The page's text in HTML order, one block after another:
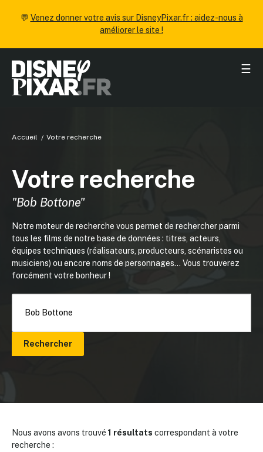
💬 Venez donner votre avis sur DisneyPixar.fr : aidez-nous à
améliorer le site !
☰
Accueil Votre recherche
Votre recherche
"Bob Bottone"
Notre moteur de recherche vous permet de rechercher parmi
tous les films de notre base de données : titres, acteurs,
équipes techniques (réalisateurs, producteurs, scénaristes ou
musiciens) ou encore noms de personnages... Vous trouverez
forcément votre bonheur !
Rechercher
Nous avons avons trouvé 1 résultats correspondant à votre
recherche :